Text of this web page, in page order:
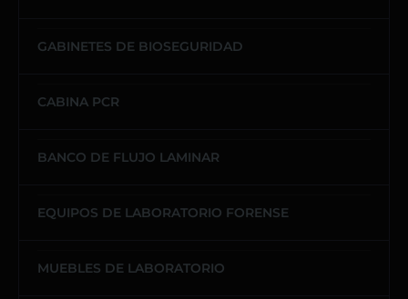
GABINETES DE BIOSEGURIDAD
CABINA PCR
BANCO DE FLUJO LAMINAR
EQUIPOS DE LABORATORIO FORENSE
MUEBLES DE LABORATORIO